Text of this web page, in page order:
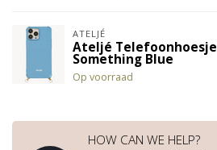
ATELJÉ
Ateljé Telefoonhoesje
Something Blue
Op voorraad
HOW CAN WE HELP?